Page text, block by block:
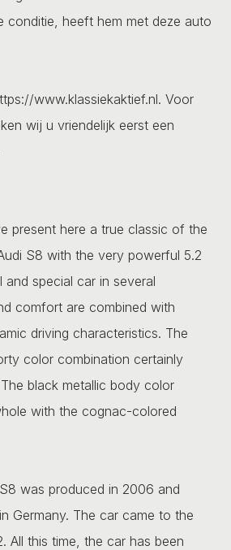
conditie, heeft hem met deze auto
www.klassiekaktief.nl. Voor
wij u vriendelijk eerst een
present here a true classic of the
S8 with the very powerful 5.2
and special car in several
comfort are combined with
driving characteristics. The
color combination certainly
black metallic body color
with the cognac-colored
was produced in 2006 and
Germany. The car came to the
All this time, the car has been